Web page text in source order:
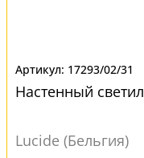
17293/02/31
Настенный
Lucide (Бельгия)